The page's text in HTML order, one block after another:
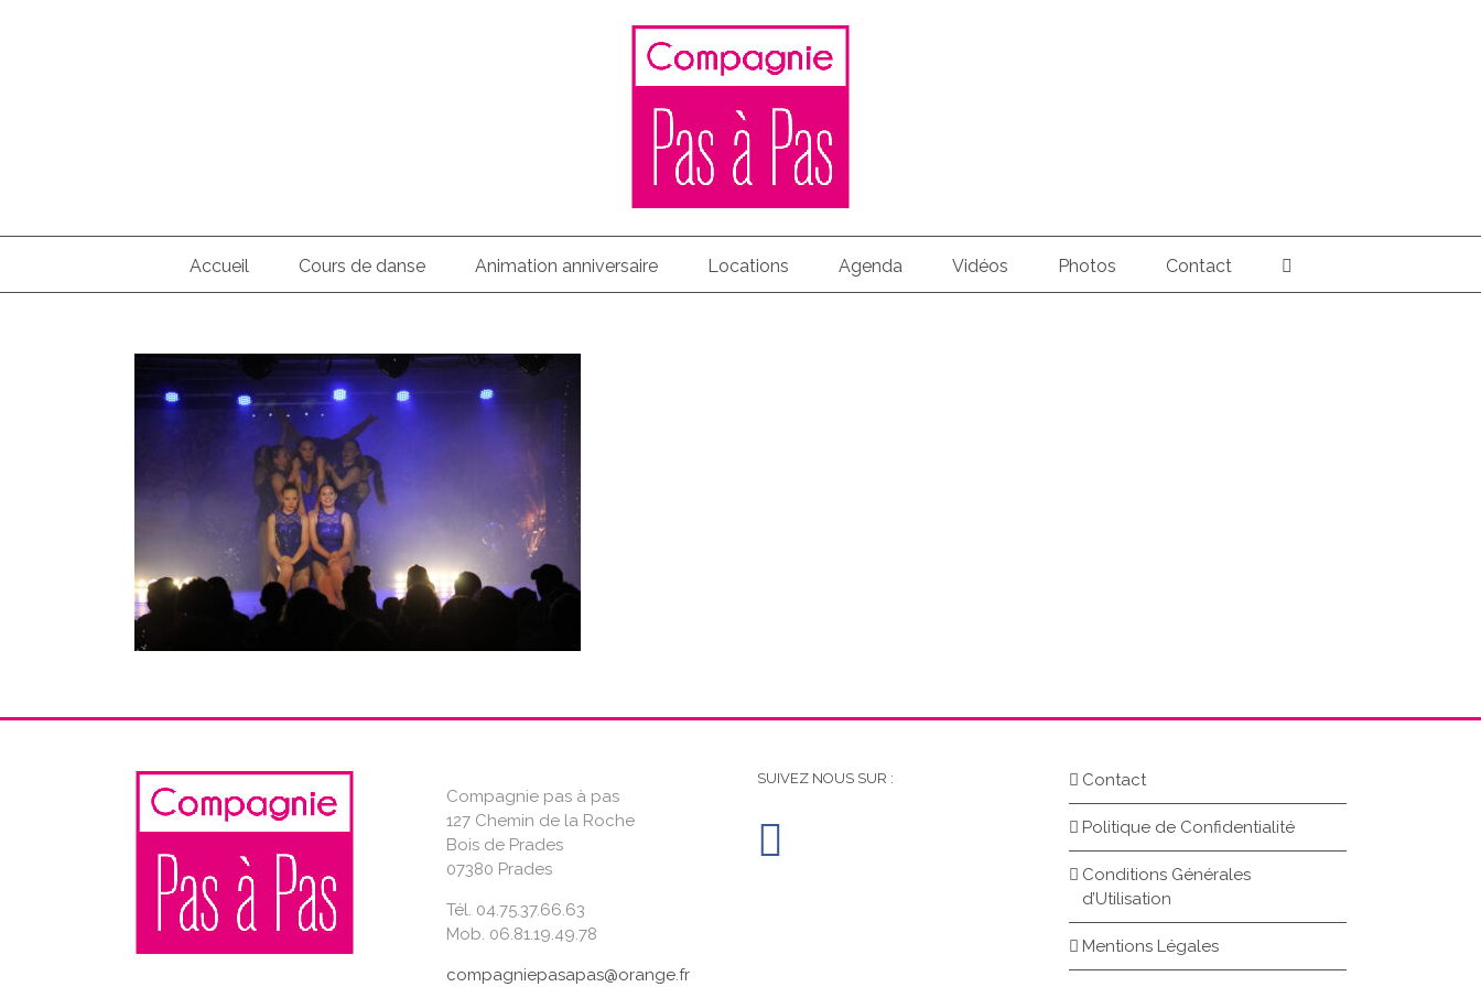
Accueil Cours de danse Animation anniversaire Locations Agenda Vidéos Photos Contact
Compagnie pas à pas
127 Chemin de la Roche
Bois de Prades
07380 Prades
Tél. 04.75.37.66.63
Mob. 06.81.19.49.78
compagniepasapas@orange.fr
SUIVEZ NOUS SUR : Contact
Politique de Confidentialité
Conditions Générales
d’Utilisation
Mentions Légales